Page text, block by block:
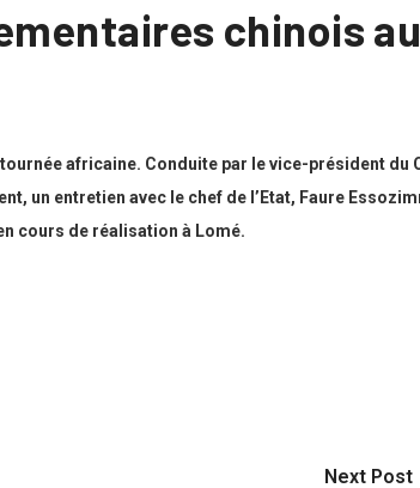
chinois
africaine. Conduite par le vice-président du
un entretien avec le chef de l’Etat, Faure
cours de réalisation à Lomé.
Next Post